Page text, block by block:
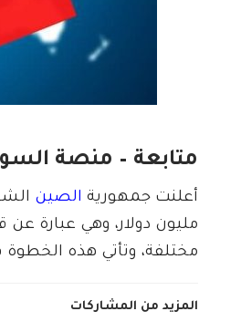
متابعة – منصة
أعلنت جمهورية الصين
مليون دولار، وهي عبارة
مختلفة، وتأتي هذه الخطوة
المزيد من المشاركات